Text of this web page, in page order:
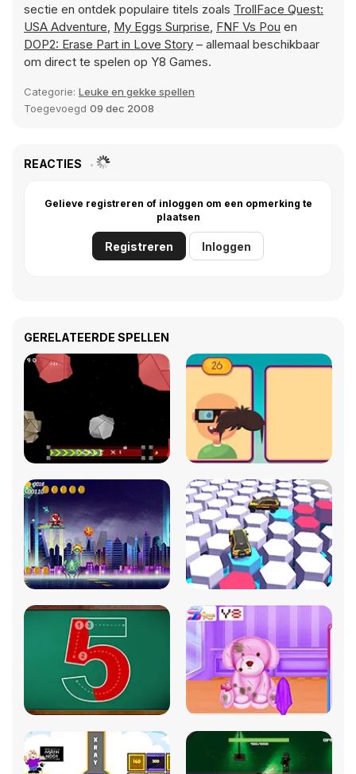
sectie en ontdek populaire titels zoals TrollFace Quest:
USA Adventure, My Eggs Surprise, FNF Vs Pou en
DOP2: Erase Part in Love Story – allemaal beschikbaar
om direct te spelen op Y8 Games.
Categorie: Leuke en gekke spellen
Toegevoegd 09 dec 2008
REACTIES
Gelieve registreren of inloggen om een opmerking te
plaatsen
Registreren Inloggen
GERELATEERDE SPELLEN